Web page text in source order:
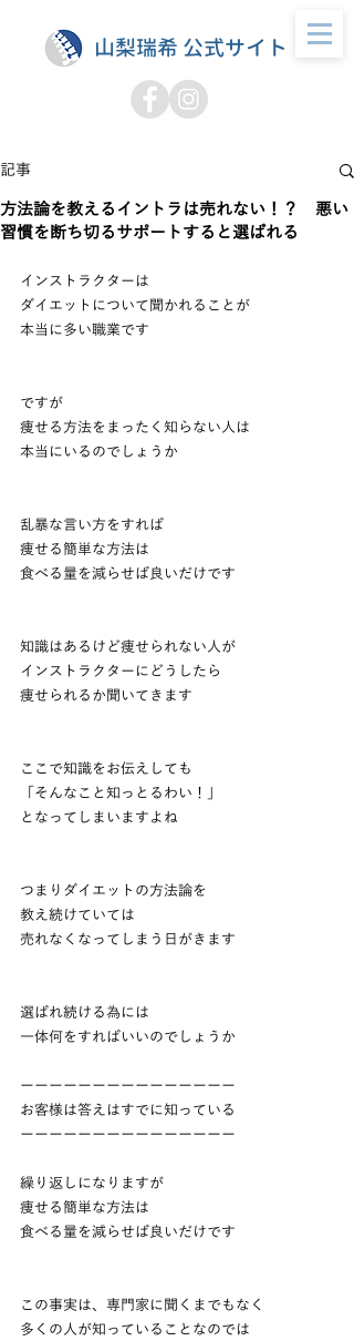
山梨瑞希 公式サイト
記事
方法論を教えるイントラは売れない！？ 悪い
習慣を断ち切るサポートすると選ばれる
インストラクターは
ダイエットについて聞かれることが
本当に多い職業です
ですが
痩せる方法をまったく知らない人は
本当にいるのでしょうか
乱暴な言い方をすれば
痩せる簡単な方法は
食べる量を減らせば良いだけです
知識はあるけど痩せられない人が
インストラクターにどうしたら
痩せられるか聞いてきます
ここで知識をお伝えしても
「そんなこと知っとるわい！」
となってしまいますよね
つまりダイエットの方法論を
教え続けていては
売れなくなってしまう日がきます
選ばれ続ける為には
一体何をすればいいのでしょうか
ーーーーーーーーーーーーーーー
お客様は答えはすでに知っている
ーーーーーーーーーーーーーーー
繰り返しになりますが
痩せる簡単な方法は
食べる量を減らせば良いだけです
この事実は、専門家に聞くまでもなく
多くの人が知っていることなのでは